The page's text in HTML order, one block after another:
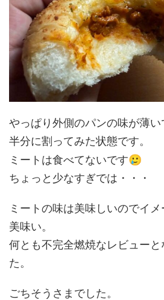
やっぱり外側のパンの味が薄い
半分に割ってみた状態です。
ミートは食べてないです🥲
ちょっと少なすぎでは・・・
ミートの味は美味しいのでイ
美味い。
何とも不完全燃焼なレビューと
た。
ごちそうさまでした。